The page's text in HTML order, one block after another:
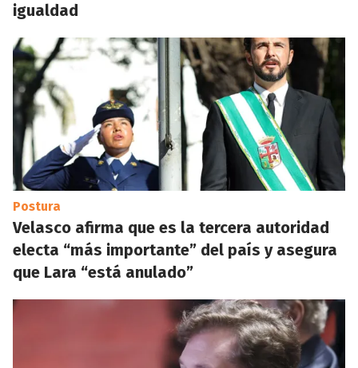
igualdad
Postura
Velasco afirma que es la tercera autoridad
electa “más importante” del país y asegura
que Lara “está anulado”